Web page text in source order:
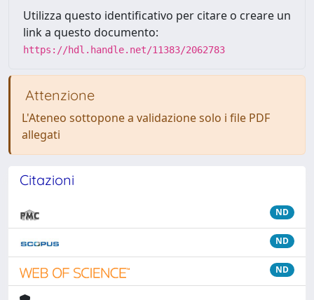
Utilizza questo identificativo per citare o creare un
link a questo documento:
https://hdl.handle.net/11383/2062783
Attenzione
L'Ateneo sottopone a validazione solo i file PDF
allegati
Citazioni
ND
ND
ND